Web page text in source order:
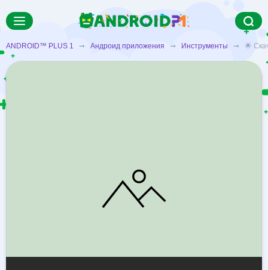
ANDROID™ PLUS 1 ➞ Андроид приложения ➞ Инструменты ➞ 🌟